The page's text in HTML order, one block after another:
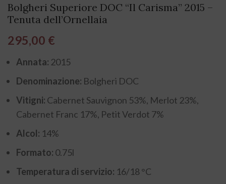
Bolgheri Superiore DOC “Il Carisma” 2015 –
Tenuta dell’Ornellaia
295,00 €
Annata: 2015
Denominazione: Bolgheri DOC
Vitigni: Cabernet Sauvignon 53%, Merlot 23%,
Cabernet Franc 17%, Petit Verdot 7%
Alcol: 14%
Formato: 0.75l
Temperatura di servizio: 16/18 °C